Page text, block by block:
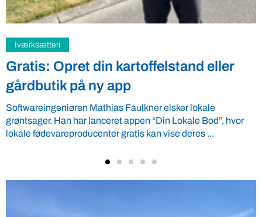
Samfund
Fredspligt giver landmænd strategisk
fordel
Arbejdsgiverforeningen GLS-A tilbyder ordnede forhold, som
giver ro i maven til landmænd – også i usikre tider. VBF byder
velkommen ...